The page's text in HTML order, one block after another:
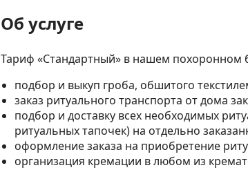
Об услуге
Тариф «Стандартный» в нашем похоронном
подбор и выкуп гроба, обшитого
заказ ритуального транспорта от дома
подбор и доставку всех необходимых
ритуальных тапочек) на отдельно
оформление заказа на приобретение
организация кремации в любом из